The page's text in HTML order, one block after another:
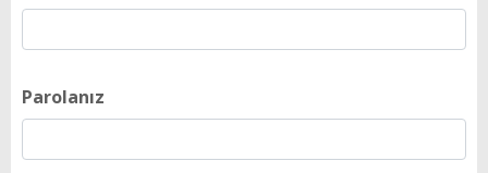
Parolanız